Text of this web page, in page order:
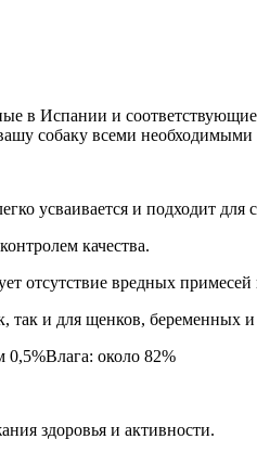
в Испании и
собаку всеми
усваивается и подходит для
качества.
отсутствие вредных примесей
так и для щенков, беременных
около 82%
здоровья и активности.